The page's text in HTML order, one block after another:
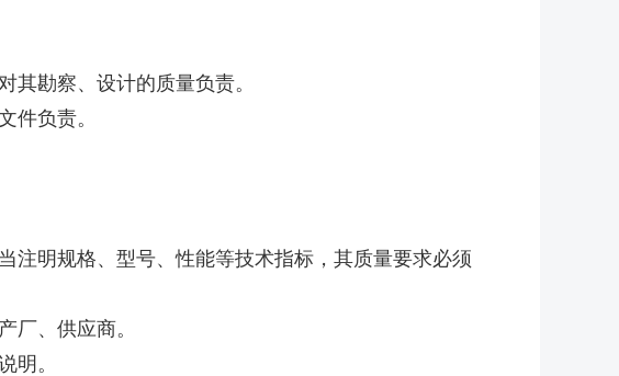
勘察、设计的质量负责。
负责。
明规格、型号、性能等技术指标，其质量要求必须
、供应商。
明。